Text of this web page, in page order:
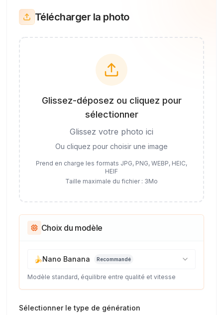
Télécharger la photo
Glissez-déposez ou cliquez pour
sélectionner
Glissez votre photo ici
Ou cliquez pour choisir une image
Prend en charge les formats JPG, PNG, WEBP, HEIC,
HEIF
Taille maximale du fichier : 3Mo
Choix du modèle
🍌Nano Banana Recommandé
Modèle standard, équilibre entre qualité et vitesse
Sélectionner le type de génération